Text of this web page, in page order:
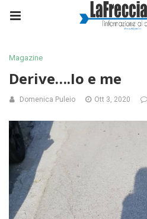
Magazine
Derive….Io e me
Domenica Puleio Ott 3, 2020